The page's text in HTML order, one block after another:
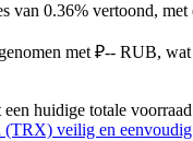
van 0.36% vertoond,
met ₽-- RUB,
huidige totale
(TRX) veilig en